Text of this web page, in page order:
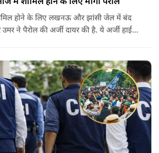
होने के लिए लखनऊ और झांसी जेल में बंद
ने पैरोल की अर्जी दायर की है. ये अर्जी हाई